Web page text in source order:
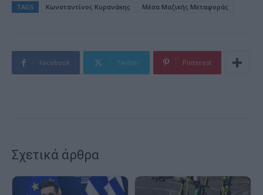
TAGS Κωνσταντίνος Κυρανάκης Μέσα Μαζικής Μεταφοράς
Facebook Twitter Pinterest
Σχετικά άρθρα